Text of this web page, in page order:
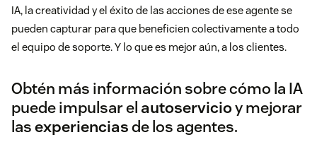
IA, la creatividad y el éxito de las acciones de ese agente se
pueden capturar para que beneficien colectivamente a todo
el equipo de soporte. Y lo que es mejor aún, a los clientes.
Obtén más información sobre cómo la IA
puede impulsar el autoservicioy mejorar
lasexperienciasde los agentes.